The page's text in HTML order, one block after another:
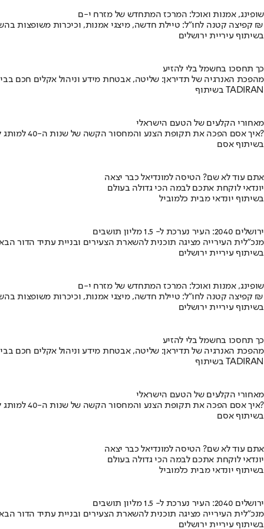
שופינג, אמנות ואוכל: המרכז המתחדש של מזרח י-ם
קפיצה קטנה לחו"ל: טיילת חדשה, מיצגי אמנות, וכיכרות משופצות בהשקעה של 100 מיליון ₪
בשיתוף עיריית ירושלים
כך תחסכו בחשמל בלי להזיע
מהפכת האנרגיה של תדיראן: שליטה, אבטחת מידע וניהול אקלים חכם
בשיתוף TADIRAN
מאחורי הקלעים של הטעם הישראלי
איך אסם הפכה את תקופת הצנע והמחסור הקשה של שנות ה-40 למותג לאומי?
בשיתוף אסם
אתם עוד לא שם? הטיסה למונדיאל כבר יצאה
יונדאי לוקחת אתכם לבמה הכי גדולה בעולם
בשיתוף יונדאי מבית כלמוביל
ירושלים 2040: העיר נערכת ל- 1.5 מליון תושבים
מנכ"לית העירייה מציגה תוכנית להשארת הצעירים ובניית עתיד הדור
בשיתוף עיריית ירושלים
שופינג, אמנות ואוכל: המרכז המתחדש של מזרח י-ם
קפיצה קטנה לחו"ל: טיילת חדשה, מיצגי אמנות, וכיכרות משופצות בהשקעה של 100 מיליון ₪
בשיתוף עיריית ירושלים
כך תחסכו בחשמל בלי להזיע
מהפכת האנרגיה של תדיראן: שליטה, אבטחת מידע וניהול אקלים חכם
בשיתוף TADIRAN
מאחורי הקלעים של הטעם הישראלי
איך אסם הפכה את תקופת הצנע והמחסור הקשה של שנות ה-40 למותג לאומי?
בשיתוף אסם
אתם עוד לא שם? הטיסה למונדיאל כבר יצאה
יונדאי לוקחת אתכם לבמה הכי גדולה בעולם
בשיתוף יונדאי מבית כלמוביל
ירושלים 2040: העיר נערכת ל- 1.5 מליון תושבים
מנכ"לית העירייה מציגה תוכנית להשארת הצעירים ובניית עתיד הדור
בשיתוף עיריית ירושלים